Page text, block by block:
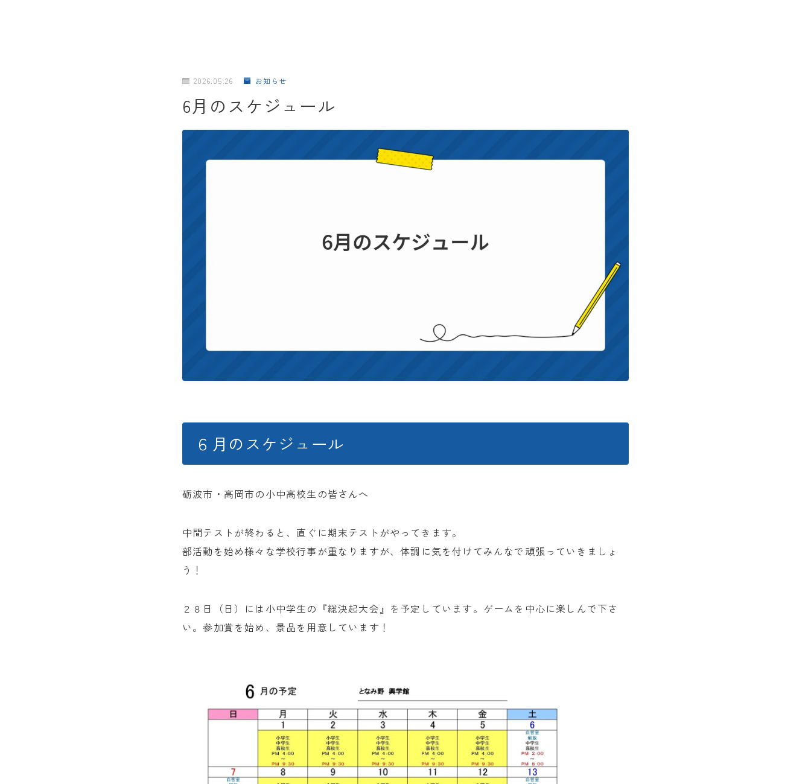
2026.05.26 お知らせ
6月のスケジュール
６月のスケジュール
砺波市・高岡市の小中高校生の皆さんへ
中間テストが終わると、直ぐに期末テストがやってきます。
部活動を始め様々な学校行事が重なりますが、体調に気を付けてみんなで頑張っていきましょ
う！
２８日（日）には小中学生の『総決起大会』を予定しています。ゲームを中心に楽しんで下さ
い。参加賞を始め、景品を用意しています！